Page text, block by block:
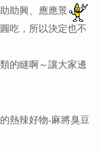
助興、應應景
吃，所以決定也不
的瞇啊～讓大家邊
熱辣好物-麻將臭豆